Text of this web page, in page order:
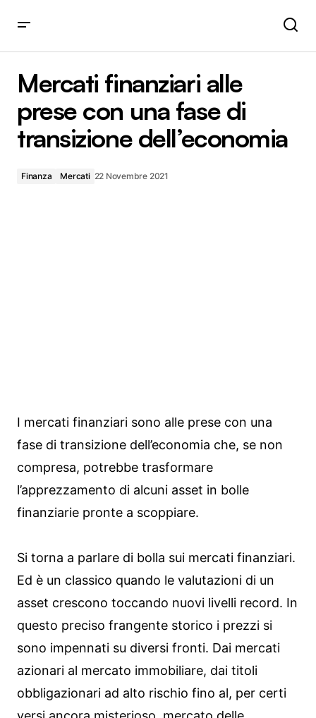
dell’economia
Mercati finanziari alle
prese con una fase di
transizione dell’economia
Finanza Mercati 22 Novembre 2021
I mercati finanziari sono alle prese con una
fase di transizione dell’economia che, se non
compresa, potrebbe trasformare
l’apprezzamento di alcuni asset in bolle
finanziarie pronte a scoppiare.
Si torna a parlare di bolla sui mercati finanziari.
Ed è un classico quando le valutazioni di un
asset crescono toccando nuovi livelli record. In
questo preciso frangente storico i prezzi si
sono impennati su diversi fronti. Dai mercati
azionari al mercato immobiliare, dai titoli
obbligazionari ad alto rischio fino al, per certi